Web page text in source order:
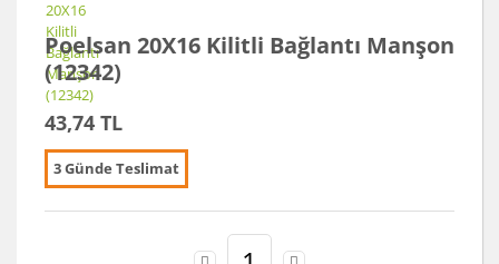
Poelsan 20X16 Kilitli Bağlantı Manşon
(12342)
43,74 TL
3 Günde Teslimat